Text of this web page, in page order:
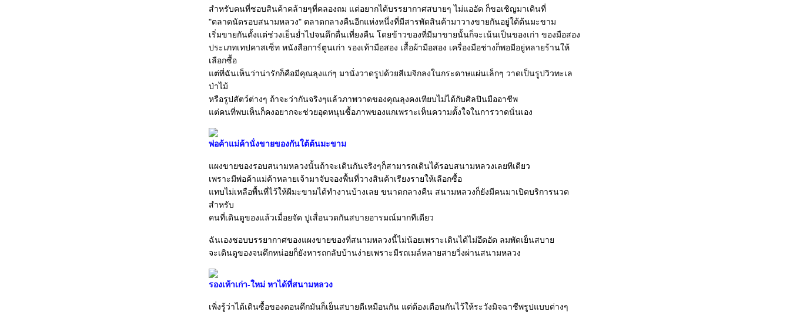
สำหรับคนที่ชอบสินค้าคล้ายๆที่คลองถม แต่อยากได้บรรยากาศสบายๆ ไม่แออัด ก็ขอเชิญมาเดินที่
"ตลาดนัดรอบสนามหลวง" ตลาดกลางคืนอีกแห่งหนึ่งที่มีสารพัดสินค้ามาวางขายกันอยู่ใต้ต้นมะขาม
เริ่มขายกันตั้งแต่ช่วงเย็นย่ำไปจนดึกดื่นเที่ยงคืน โดยข้าวของที่มีมาขายนั้นก็จะเน้นเป็นของเก่า ของมือสอง
ประเภทเทปคาสเซ็ท หนังสือการ์ตูนเก่า รองเท้ามือสอง เสื้อผ้ามือสอง เครื่องมือช่างก็พอมีอยู่หลายร้านให้
เลือกซื้อ
ต่ที่ฉันเห็นว่าน่ารักก็คือมีคุณลุงแก่ๆ มานั่งวาดรูปด้วยสีเมจิกลงในกระดาษแผ่นเล็กๆ วาดเป็นรูปวิวทะเล
ป่าไม้
หรือรูปสัตว์ต่างๆ ถ้าจะว่ากันจริงๆแล้วภาพวาดของคุณลุงคงเทียบไม่ได้กับศิลปินมืออาชีพ
ต่คนที่พบเห็นก็คงอยากจะช่วยอุดหนุนซื้อภาพของแกเพราะเห็นความตั้งใจในการวาดนั่นเอง
พ่อค้าแม่ค้านั่งขายของกันใต้ต้นมะขาม
ผงขายของรอบสนามหลวงนั้นถ้าจะเดินกันจริงๆก็สามารถเดินได้รอบสนามหลวงเลยทีเดียว
เพราะมีพ่อค้าแม่ค้าหลายเจ้ามาจับจองพื้นที่วางสินค้าเรียงรายให้เลือกซื้อ
ทบไม่เหลือพื้นที่ไว้ให้ผีมะขามได้ทำงานบ้างเลย ขนาดกลางคืน สนามหลวงก็ยังมีคนมาเปิดบริการนวด
สำหรับ
คนที่เดินดูของแล้วเมื่อยจัด ปูเสื่อนวดกันสบายอารมณ์มากทีเดียว
ฉันเองชอบบรรยากาศของแผงขายของที่สนามหลวงนี้ไม่น้อยเพราะเดินได้ไม่อึดอัด ลมพัดเย็นสบา
จะเดินดูของจนดึกหน่อยก็ยังหารถกลับบ้านง่ายเพราะมีรถเมล์หลายสายวิ่งผ่านสนามหลวง
รองเท้าเก่า-ใหม่ หาได้ที่สนามหลวง
เพิ่งรู้ว่าได้เดินซื้อของตอนดึกมันก็เย็นสบายดีเหมือนกัน แต่ต้องเตือนกันไว้ให้ระวังมิจฉาชีพรูปแบบต่างๆ